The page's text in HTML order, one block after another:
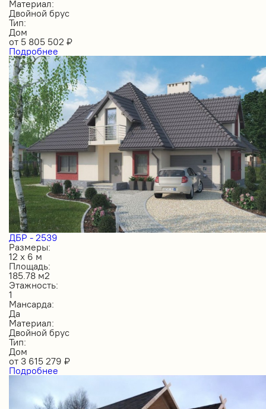
Материал:
Двойной брус
Тип:
Дом
от 5 805 502 ₽
Подробнее
ДБР - 2539
Размеры:
12 х 6 м
Площадь:
185.78 м2
Этажность:
1
Мансарда:
Да
Материал:
Двойной брус
Тип:
Дом
от 3 615 279 ₽
Подробнее